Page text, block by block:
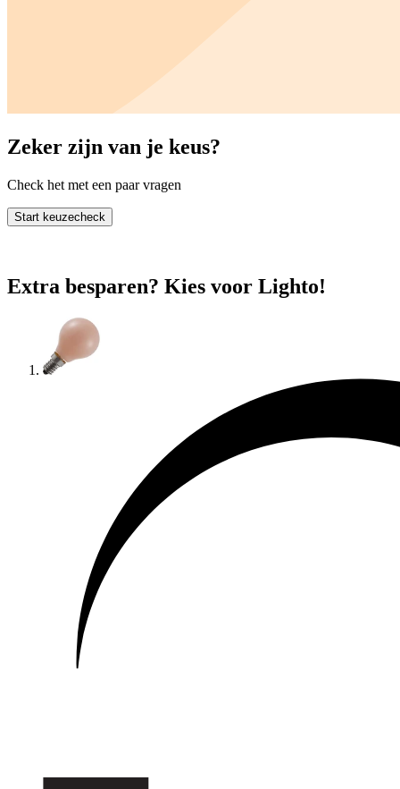
Zeker zijn van je keus?
Check het met een paar vragen
Start keuzecheck
Extra besparen? Kies voor Lighto!